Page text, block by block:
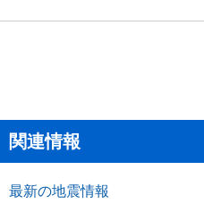
関連情報
最新の地震情報